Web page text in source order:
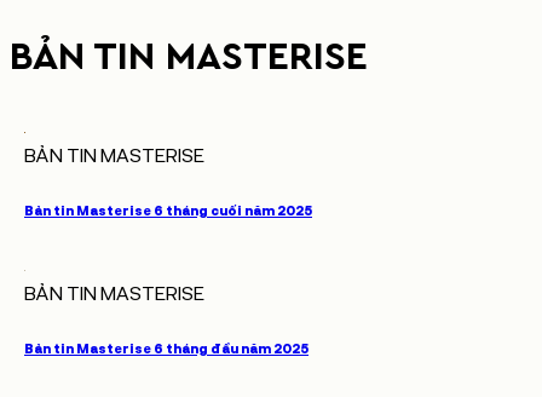
BẢN TIN MASTERISE
BẢN TIN MASTERISE
Bản tin Masterise 6 tháng cuối năm 2025
BẢN TIN MASTERISE
Bản tin Masterise 6 tháng đầu năm 2025